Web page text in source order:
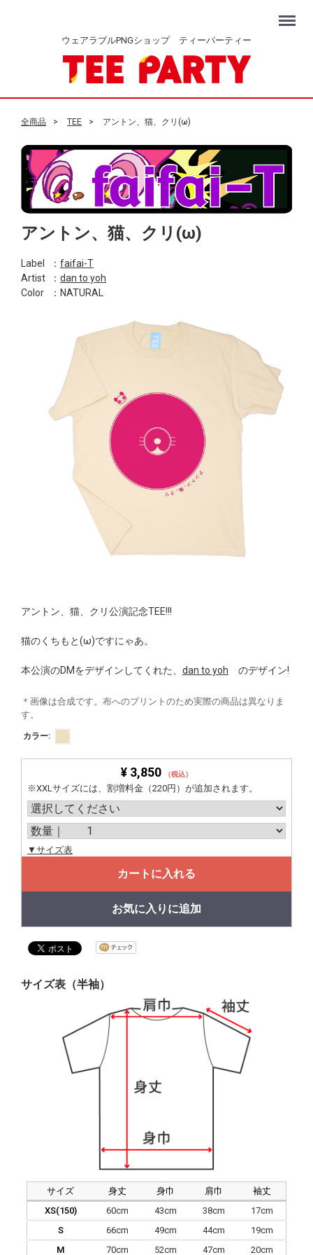
ウェアラブルPNGショップ ティーパーティー
Menu
全商品 TEE アントン、猫、クリ(ω)
アントン、猫、クリ(ω)
Label ： faifai-T
Artist
： dan to yoh
Color
：NATURAL
アントン、猫、クリ公演記念TEE!!!
猫のくちもと(ω)ですにゃあ。
本公演のDMをデザインしてくれた、 dan to yoh のデザイン!
＊画像は合成です。布へのプリントのため実際の商品は異なりま
す。
カラー:
¥ 3,850 （税込）
※XXLサイズには、割増料金（220円）が追加されます。
▼サイズ表
カートに入れる
お気に入りに追加
サイズ表（半袖）
サイズ 身丈 身巾 肩巾
袖丈
XS(150)
60cm 43cm 38cm
17cm
S
66cm 49cm 44cm
19cm
M
70cm 52cm 47cm 20cm